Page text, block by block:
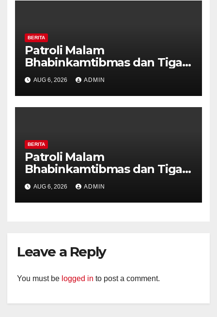
BERITA
Patroli Malam
Bhabinkamtibmas dan Tiga
Pilar Kelurahan Ungaran
Perkuat Kamtibmas, Warga
Diajak Aktifkan Ronda
AUG 6, 2026 ADMIN
BERITA
Patroli Malam
Bhabinkamtibmas dan Tiga
Pilar Kelurahan Ungaran
Perkuat Kamtibmas, Warga
Diajak Aktifkan Ronda
AUG 6, 2026 ADMIN
Leave a Reply
You must be logged in to post a comment.